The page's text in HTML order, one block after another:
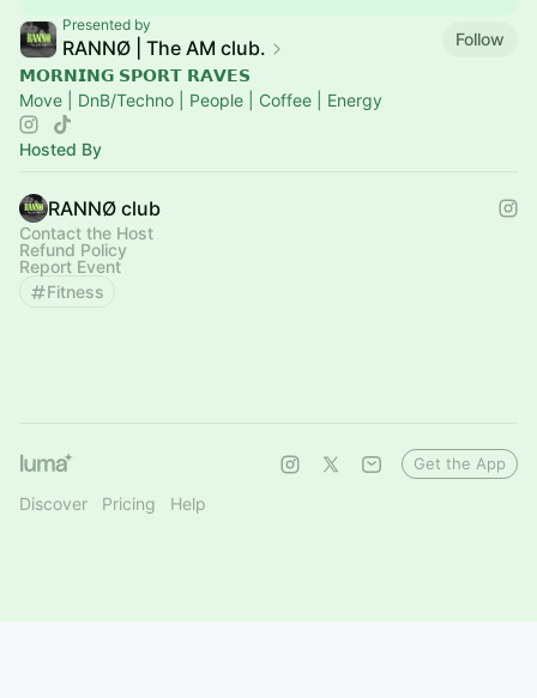
Presented by
RANNØ | The AM club.
Follow
𝗠𝗢𝗥𝗡𝗜𝗡𝗚 𝗦𝗣𝗢𝗥𝗧 𝗥𝗔𝗩𝗘𝗦
Move | DnB/Techno | People | Coffee | Energy
Hosted By
RANNØ club
Contact the Host
Refund Policy
Report Event
Fitness
Discover Pricing Help
Get the App